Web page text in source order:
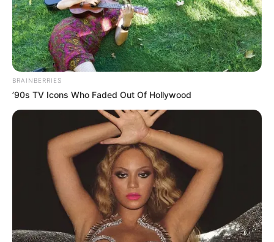
BRAINBERRIES
’90s TV Icons Who Faded Out Of Hollywood